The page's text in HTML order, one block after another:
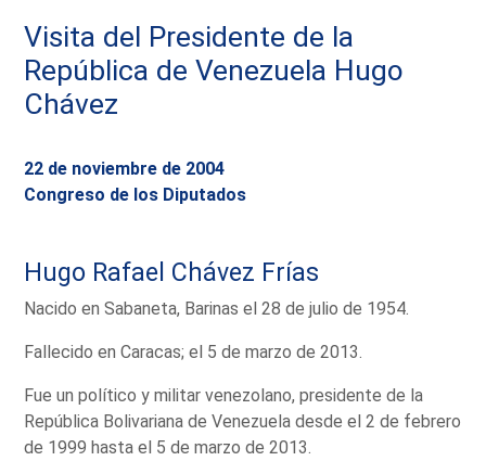
Visita del Presidente de la
República de Venezuela Hugo
Chávez
22 de noviembre de 2004
Congreso de los Diputados
Hugo Rafael Chávez Frías
Nacido en Sabaneta, Barinas el 28 de julio de 1954.
Fallecido en Caracas; el 5 de marzo de 2013.
Fue un político y militar venezolano, presidente de la
República Bolivariana de Venezuela desde el 2 de febrero
de 1999 hasta el 5 de marzo de 2013.